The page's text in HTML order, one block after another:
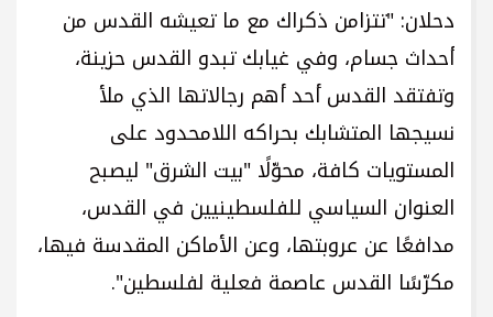
دحلان: "تتزامن ذكراك مع ما تعيشه القدس من
أحداث جسام، وفي غيابك تبدو القدس حزينة،
وتفتقد القدس أحد أهم رجالاتها الذي ملأ
نسيجها المتشابك بحراكه اللامحدود على
المستويات كافة، محوّلًا "بيت الشرق" ليصبح
العنوان السياسي للفلسطينيين في القدس،
مدافعًا عن عروبتها، وعن الأماكن المقدسة فيها،
مكرّسًا القدس عاصمة فعلية لفلسطين".